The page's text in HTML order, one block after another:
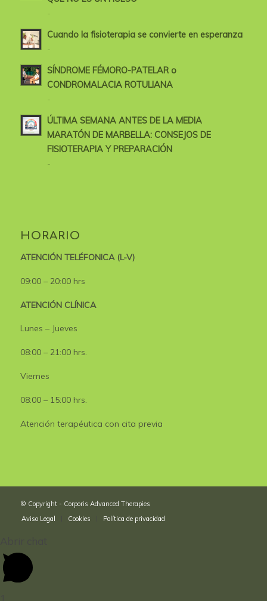
-
Cuando la fisioterapia se convierte en esperanza
-
SÍNDROME FÉMORO-PATELAR o
CONDROMALACIA ROTULIANA
-
ÚLTIMA SEMANA ANTES DE LA MEDIA
MARATÓN DE MARBELLA: CONSEJOS DE
FISIOTERAPIA Y PREPARACIÓN
-
HORARIO
ATENCIÓN TELÉFONICA (L-V)
09:00 – 20:00 hrs
ATENCIÓN CLÍNICA
Lunes – Jueves
08:00 – 21:00 hrs.
Viernes
08:00 – 15:00 hrs.
Atención terapéutica con cita previa
© Copyright - Corporis Advanced Therapies
Aviso Legal
Cookies Política de privacidad